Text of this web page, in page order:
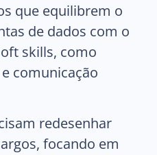
que equilibrem o
de dados com o
skills, como
comunicação
redesenhar
focando em